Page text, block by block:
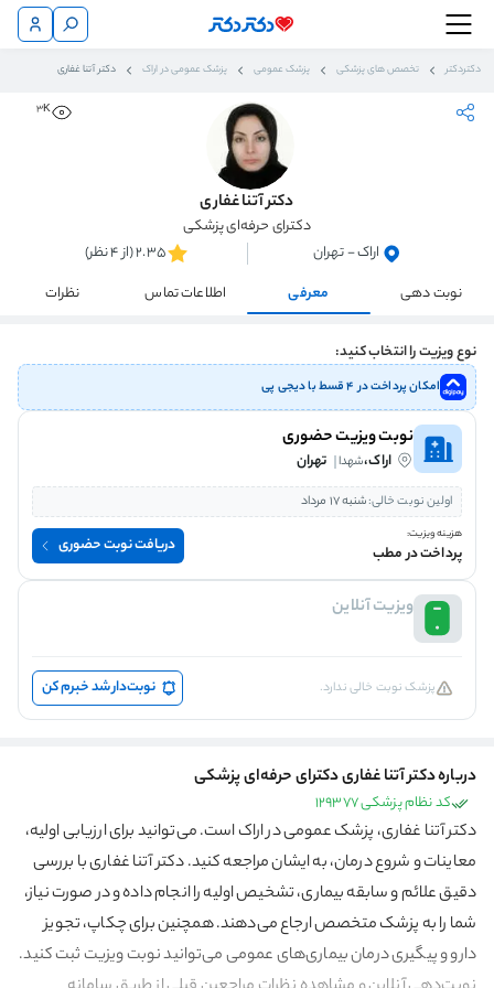
دکتردکتر تخصص های پزشکی پزشک عمومی پزشک عمومی در اراک دکتر آتنا غفاری
3K
دکتر آتنا غفاری
دکترای حرفه‌ای پزشکی
اراک - تهران
2.35 (از 4 نظر)
نوبت دهی
معرفی اطلاعات تماس نظرات
نوع ویزیت را انتخاب کنید:
امکان پرداخت در ۴ قسط با دیجی پی
نوبت ویزیت حضوری
اراک،شهدا تهران
اولین نوبت خالی:شنبه 17 مرداد
هزینه ویزیت:
پرداخت در مطب دریافت نوبت حضوری
ویزیت آنلاین
پزشک نوبت خالی ندارد. نوبت‌دار شد خبرم کن
درباره دکتر آتنا غفاری دکترای حرفه‌ای پزشکی
کد نظام پزشکی 129377
دکتر آتنا غفاری، پزشک عمومی در اراک است. می‌توانید برای ارزیابی اولیه،
معاینات و شروع درمان، به ایشان مراجعه کنید. دکتر آتنا غفاری با بررسی
دقیق علائم و سابقه بیماری، تشخیص اولیه را انجام داده و در صورت نیاز،
شما را به پزشک متخصص ارجاع می‌دهند. همچنین برای چکاپ، تجویز
دارو و پیگیری درمان بیماری‌های عمومی می‌توانید نوبت ویزیت ثبت کنید.